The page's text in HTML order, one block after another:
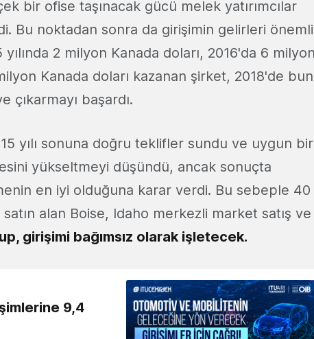
bir ofise taşınacak gücü melek yatırımcılar
Bu noktadan sonra da girişimin gelirleri önemli
2 milyon Kanada doları, 2016'da 6 milyon
Kanada doları kazanan şirket, 2018'de
çıkarmayı başardı.
yılı sonuna doğru teklifler sundu ve uygun
yükseltmeyi düşündü, ancak sonuçta
en iyi olduğuna karar verdi. Bu sebeple 40
satın alan Boise, Idaho merkezli market satış ve
girişimi bağımsız olarak işletecek.
9,4